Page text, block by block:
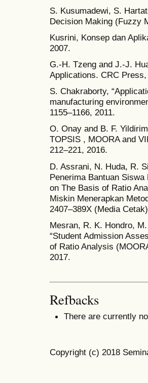
S. Kusumadewi, S.
Decision Making (Fuzzy
Kusrini, Konsep dan
2007.
G.-H. Tzeng and J.-J.
Applications. CRC Press,
S. Chakraborty,
manufacturing
1155–1166, 2011.
O. Onay and B. F.
TOPSIS , MOORA and
212–221, 2016.
D. Assrani, N. Huda, R.
Penerima Bantuan
on The Basis of Ratio
Miskin Menerapkan
2407–389X (Media
Mesran, R. K. Hondro,
“Student Admission
of Ratio Analysis
2017.
Refbacks
There are currently
Copyright (c) 2018